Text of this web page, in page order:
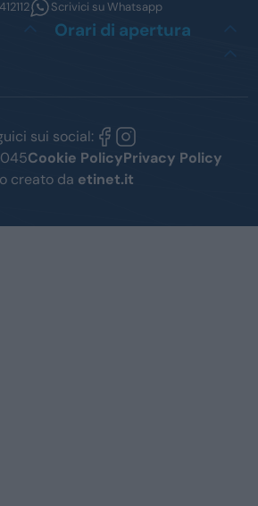
Scrivici su Whatsapp
Orari di apertura
sui social:
Cookie PolicyPrivacy Policy
creato da etinet.it